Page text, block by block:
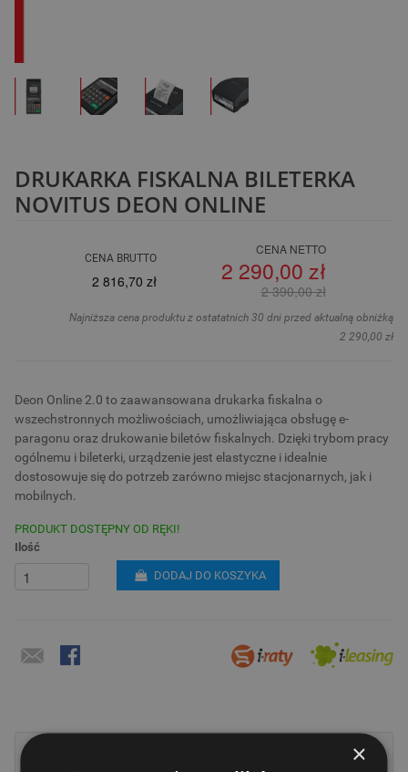
DRUKARKA FISKALNA BILETERKA
NOVITUS DEON ONLINE
CENA BRUTTO
2 816,70 zł
CENA NETTO
2 290,00 zł
2 390,00 zł
Najniższa cena produktu z ostatatnich 30 dni przed aktualną obniżką
2 290,00 zł
Deon Online 2.0 to zaawansowana drukarka fiskalna o
wszechstronnych możliwościach, umożliwiająca obsługę e-
paragonu oraz drukowanie biletów fiskalnych. Dzięki trybom pracy
ogólnemu i bileterki, urządzenie jest elastyczne i idealnie
dostosowuje się do potrzeb zarówno miejsc stacjonarnych, jak i
mobilnych.
PRODUKT DOSTĘPNY OD RĘKI!
Ilość
DODAJ DO KOSZYKA
×